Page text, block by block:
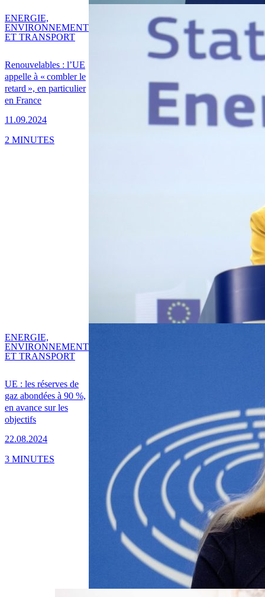
Renouvelables : l’UE
appelle à « combler le
retard », en particulier
en France
11.09.2024
ENERGIE,
ENVIRONNEMENT
ET TRANSPORT
2 MINUTES
UE : les réserves de
gaz abondées à 90 %,
en avance sur les
objectifs
22.08.2024
ENERGIE,
ENVIRONNEMENT
ET TRANSPORT
3 MINUTES